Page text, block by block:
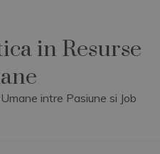
in Resurse
intre Pasiune si Job